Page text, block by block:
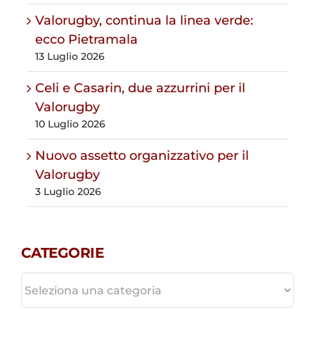
Valorugby, continua la linea verde:
ecco Pietramala
13 Luglio 2026
Celi e Casarin, due azzurrini per il
Valorugby
10 Luglio 2026
Nuovo assetto organizzativo per il
Valorugby
3 Luglio 2026
CATEGORIE